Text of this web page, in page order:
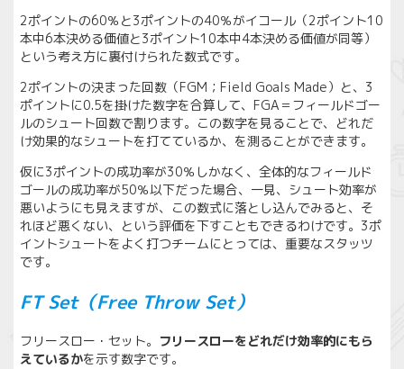
2ポイントの60％と3ポイントの40％がイコール（2ポイント10
本中6本決める価値と3ポイント10本中4本決める価値が同等）
という考え方に裏付けられた数式です。
2ポイントの決まった回数（FGM；Field Goals Made）と、3
ポイントに0.5を掛けた数字を合算して、FGA＝フィールドゴー
ルのシュート回数で割ります。この数字を見ることで、どれだ
け効果的なシュートを打てているか、を測ることができます。
仮に3ポイントの成功率が30％しかなく、全体的なフィールド
ゴールの成功率が50％以下だった場合、一見、シュート効率が
悪いようにも見えますが、この数式に落とし込んでみると、そ
れほど悪くない、という評価を下すこともできるわけです。3ポ
イントシュートをよく打つチームにとっては、重要なスタッツ
です。
FT Set（Free Throw Set）
フリースロー・セット。 フリースローをどれだけ効率的にもら
えているかを示す数字です。